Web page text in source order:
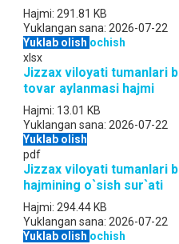
Hajmi: 291.81 KB
Yuklangan sana: 2026-07-22
Yuklab olish ochish
xlsx
Jizzax viloyati tumanlari
tovar aylanmasi hajmi
Hajmi: 13.01 KB
Yuklangan sana: 2026-07-22
Yuklab olish
pdf
Jizzax viloyati tumanlari
hajmining o`sish sur`ati
Hajmi: 294.44 KB
Yuklangan sana: 2026-07-22
Yuklab olish ochish